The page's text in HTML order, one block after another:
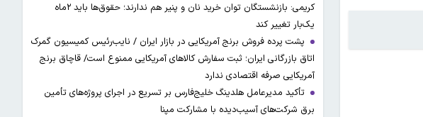
کریمی: بازنشستگان توان خرید نان و پنیر هم ندارند؛ حقوق‌ها باید ۲ماه
یک‌بار تغییر کند
پشت پرده فروش برنج آمریکایی در بازار ایران / نایب‌رئیس کمیسیون گمرک
اتاق بازرگانی ایران؛ ثبت سفارش کالاهای آمریکایی ممنوع است/ قاچاق برنج
آمریکایی صرفه اقتصادی ندارد
تأکید مدیرعامل هلدینگ خلیج‌فارس بر تسریع در اجرای پروژه‌های تأمین
برق شرکت‌های آسیب‌دیده با مشارکت مپنا